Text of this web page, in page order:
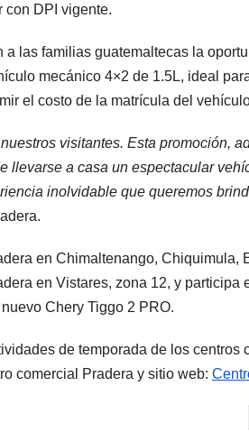
con DPI vigente.
las familias guatemaltecas la
mecánico 4×2 de 1.5L, ideal
el costo de la matrícula del
visitantes. Esta promoción,
llevarse a casa un espectacular
inolvidable que queremos
en Chimaltenango, Chiquimula,
en Vistares, zona 12, y participa
Chery Tiggo 2 PRO.
de temporada de los centros
comercial Pradera y sitio web: